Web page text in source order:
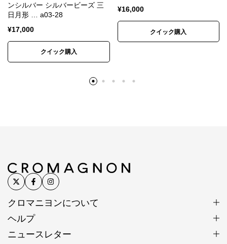
※カレンシルバー、天然石、アンティークビーズは素
材の特性上、刻印や形、色合い、風合い、小さなキズ
など個体差があります。素材や製法の特性としてご理
解ください。
※入荷時期によって色味、形状、表情に若干の違いが
※昨今の銀価格高騰と相場の大きな変動を受け、仕入
れ時点の銀相場をもとに価格を設定しています。
素材
シルバービーズ SV950(銀純度95%)/タイ製
ビーズ)/イリアンジャヤ
ンシルバー シルバービーズ 三
日月形 … a03-28
¥17,000
クイック購入
¥16,000
クイック購入
クロマニヨンについて
ヘルプ
ニュースレター